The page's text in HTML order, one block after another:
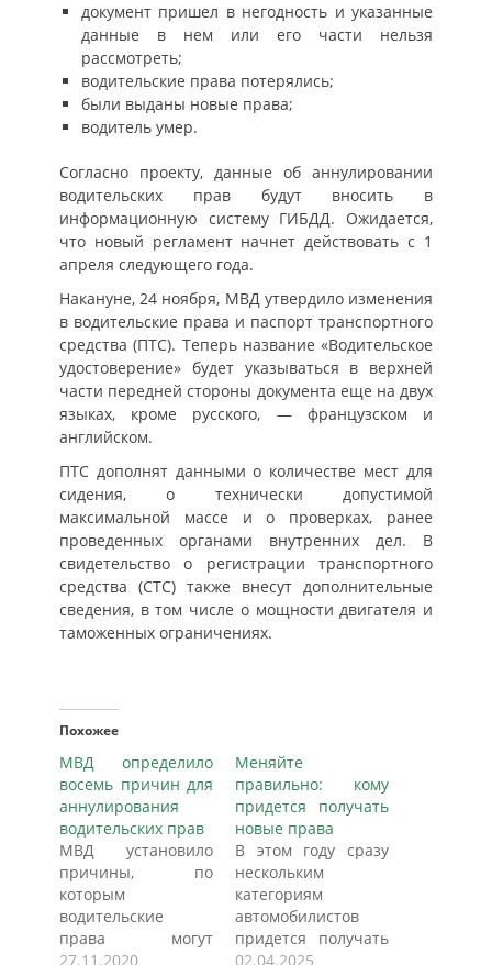
документ пришел в негодность и указанные
данные в нем или его части нельзя
рассмотреть;
водительские права потерялись;
были выданы новые права;
водитель умер.
Согласно проекту, данные об аннулировании
водительских прав будут вносить в
информационную систему ГИБДД. Ожидается,
что новый регламент начнет действовать с 1
апреля следующего года.
Накануне, 24 ноября, МВД утвердило изменения
в водительские права и паспорт транспортного
средства (ПТС). Теперь название «Водительское
удостоверение» будет указываться в верхней
части передней стороны документа еще на двух
языках, кроме русского, — французском и
английском.
ПТС дополнят данными о количестве мест для
сидения, о технически допустимой
максимальной массе и о проверках, ранее
проведенных органами внутренних дел. В
свидетельство о регистрации транспортного
средства (СТС) также внесут дополнительные
сведения, в том числе о мощности двигателя и
таможенных ограничениях.
Похожее
МВД определило
восемь причин для
аннулирования
водительских прав
МВД установило
причины, по
которым
водительские
права могут
аннулировать.
27.11.2020
Меняйте
правильно: кому
придется получать
новые права
В этом году сразу
нескольким
категориям
автомобилистов
придется получать
новые
02.04.2025